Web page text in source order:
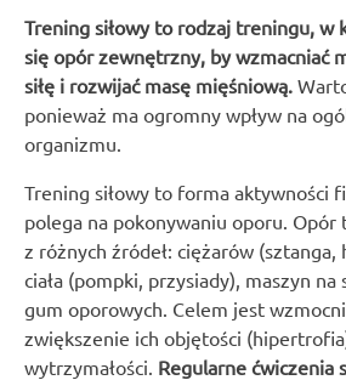
Trening siłowy to rodzaj treningu,
się opór zewnętrzny, by wzmacniać
siłę i rozwijać masę mięśniową.
ponieważ ma ogromny wpływ na
organizmu.
Trening siłowy to forma aktywności
polega na pokonywaniu oporu. Opór
z różnych źródeł: ciężarów (sztanga,
ciała (pompki, przysiady), maszyn na
gum oporowych. Celem jest
zwiększenie ich objętości
wytrzymałości. Regularne ćwiczenia